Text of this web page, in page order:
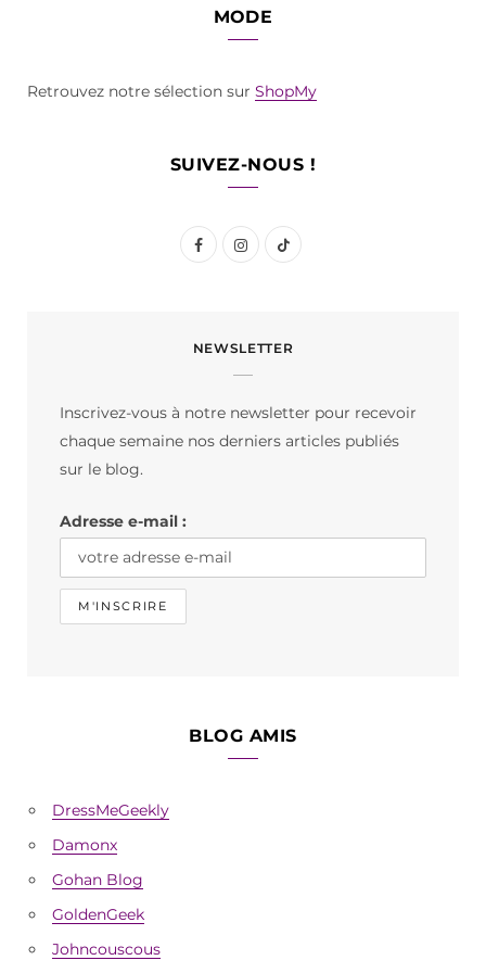
MODE
Retrouvez notre sélection sur ShopMy
SUIVEZ-NOUS !
F
e
I
t
m
T
T
NEWSLETTER
Inscrivez-vous à notre newsletter pour recevoir
chaque semaine nos derniers articles publiés
sur le blog.
Adresse e-mail :
BLOG AMIS
DressMeGeekly
Damonx
Gohan Blog
GoldenGeek
Johncouscous